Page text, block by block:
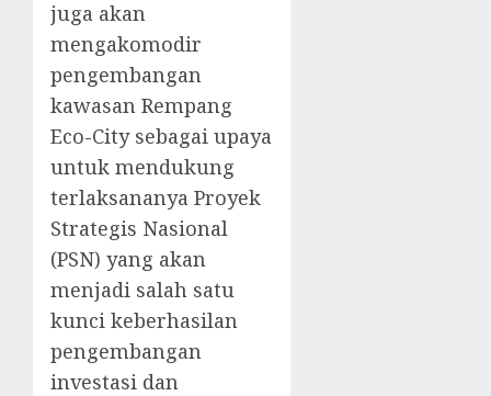
juga akan
mengakomodir
pengembangan
kawasan Rempang
Eco-City sebagai upaya
untuk mendukung
terlaksananya Proyek
Strategis Nasional
(PSN) yang akan
menjadi salah satu
kunci keberhasilan
pengembangan
investasi dan